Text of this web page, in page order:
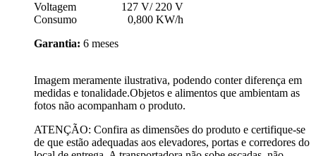
Voltagem 127 V/ 220 V
Consumo 0,800 KW/h
Garantia: 6 meses
Imagem meramente ilustrativa, podendo conter diferença em
medidas e tonalidade.Objetos e alimentos que ambientam as
fotos não acompanham o produto.
ATENÇÃO: Confira as dimensões do produto e certifique-se
de que estão adequadas aos elevadores, portas e corredores do